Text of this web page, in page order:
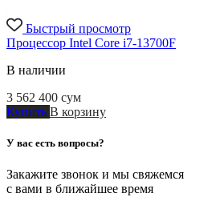
Быстрый просмотр
Процессор Intel Core i7-13700F
В наличии
3 562 400 сум
Купить В корзину
У вас есть вопросы?
Закажите звонок и мы свяжемся
с вами в ближайшее время